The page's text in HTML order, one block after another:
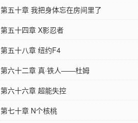
第五十章 我把身体忘在房间里了
第五十四章 X影忍者
第五十八章 纽约F4
第六十二章 真·铁人——杜姆
第六十六章 超能失控
第七十章 N个核桃